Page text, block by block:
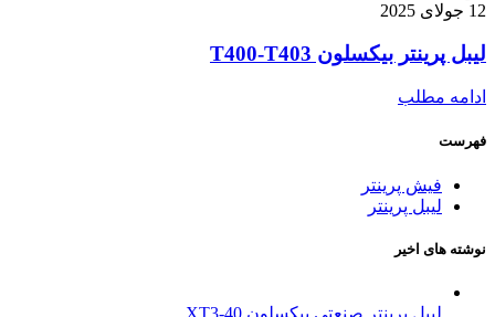
12 جولای 2025
لیبل پرینتر بیکسلون T400-T403
ادامه مطلب
فهرست
فیش پرینتر
لیبل پرینتر
نوشته های اخیر